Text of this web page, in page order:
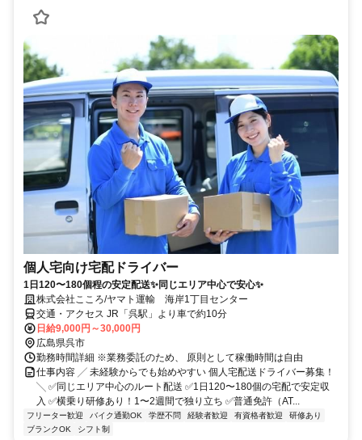
個人宅向け宅配ドライバー
1日120〜180個程の安定配送✨同じエリア中心で安心✨
株式会社こころ/ヤマト運輸 海岸1丁目センター
交通・アクセス JR「呉駅」より車で約10分
日給9,000円～30,000円
広島県呉市
勤務時間詳細 ※業務委託のため、 原則として稼働時間は自由
仕事内容 ╱ 未経験からでも始めやすい 個人宅配送ドライバー募集！
╲ ✅同じエリア中心のルート配送 ✅1日120〜180個の宅配で安定収
入 ✅横乗り研修あり！1〜2週間で独り立ち ✅普通免許（AT...
フリーター歓迎 バイク通勤OK 学歴不問 経験者歓迎 有資格者歓迎
研修あり
ブランクOK
シフト制